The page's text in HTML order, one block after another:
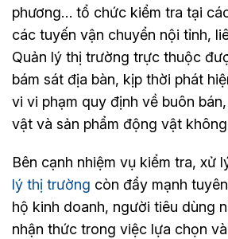
phương… tổ chức kiểm tra tại
các tuyến vận chuyển nội tỉnh,
Quản lý thị trường trực thuộc
bám sát địa bàn, kịp thời phát
vi vi phạm quy định về buôn
vật và sản phẩm động vật
Bên cạnh nhiệm vụ kiểm tra, xử
lý thị trường còn đẩy mạnh
hộ kinh doanh, người tiêu dùng
nhận thức trong việc lựa chọn